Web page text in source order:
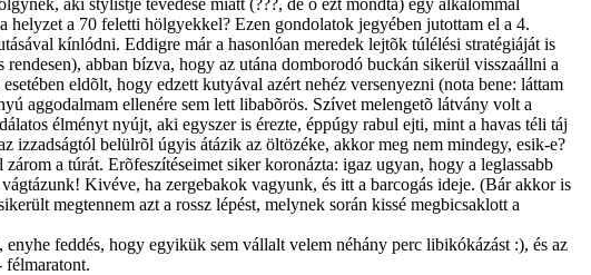
a 70 feletti hölgyekkel? Ezen gondolatok jegyében jutottam el a 4.
kínlódni. Eddigre már a hasonlóan meredek lejtõk túlélési stratégiáját is
abban bízva, hogy az utána domborodó buckán sikerül visszaállni a
eldõlt, hogy edzett kutyával azért nehéz versenyezni (nota bene: láttam
aggodalmam ellenére sem lett libabõrös. Szívet melengetõ látvány volt a
élményt nyújt, aki egyszer is érezte, éppúgy rabul ejti, mint a havas téli táj
izzadságtól belülrõl úgyis átázik az öltözéke, akkor meg nem mindegy, esik-e?
a túrát. Erõfeszítéseimet siker koronázta: igaz ugyan, hogy a leglassabb
Kivéve, ha zergebakok vagyunk, és itt a barcogás ideje. (Bár akkor is
megtennem azt a rossz lépést, melynek során kissé megbicsaklott a
feddés, hogy egyikük sem vállalt velem néhány perc libikókázást :), és az
félmaratont.